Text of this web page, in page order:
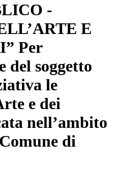
-
E
Per
del soggetto
le
e dei
nell’ambito
di